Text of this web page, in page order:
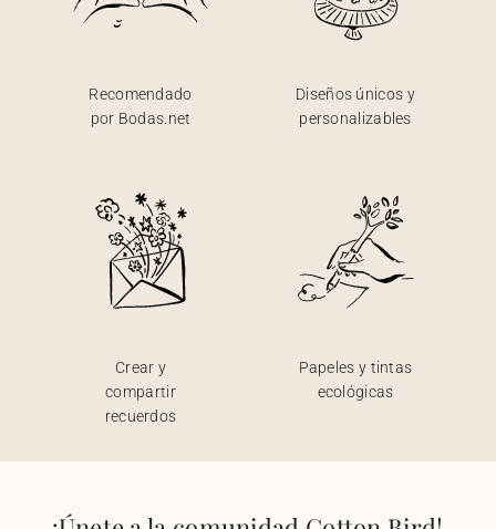
Recomendado
por Bodas.net
Diseños únicos y
personalizables
Crear y
compartir
recuerdos
Papeles y tintas
ecológicas